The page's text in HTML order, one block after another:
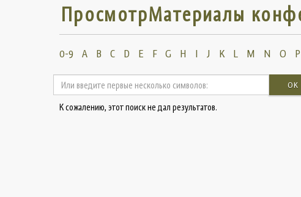
ПросмотрМатериалы
0-9 A B C D E F G H I J K L M N O P
OK
К сожалению, этот поиск не дал результатов.